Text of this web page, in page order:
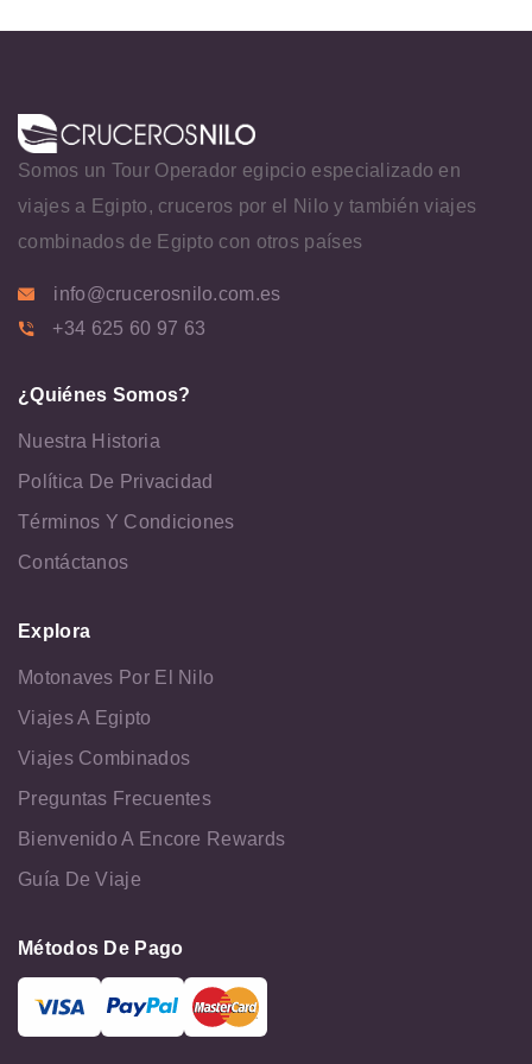
Somos un Tour Operador egipcio especializado en
viajes a Egipto, cruceros por el Nilo y también viajes
combinados de Egipto con otros países
info@crucerosnilo.com.es
+34 625 60 97 63
¿Quiénes Somos?
Nuestra Historia
Política De Privacidad
Términos Y Condiciones
Contáctanos
Explora
Motonaves Por El Nilo
Viajes A Egipto
Viajes Combinados
Preguntas Frecuentes
Bienvenido A Encore Rewards
Guía De Viaje
Métodos De Pago